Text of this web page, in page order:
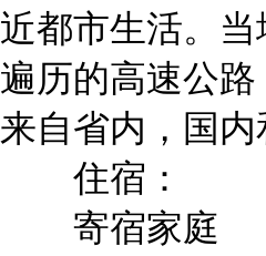
近都市生活。
遍历的高速公
来自省内，国
住宿：
寄宿家庭